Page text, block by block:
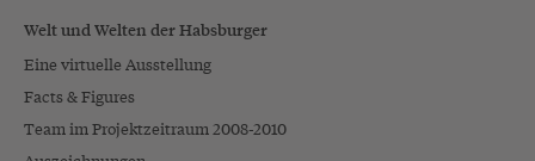
Welt und Welten der Habsburger
Eine virtuelle Ausstellung
Facts & Figures
Team im Projektzeitraum 2008-2010